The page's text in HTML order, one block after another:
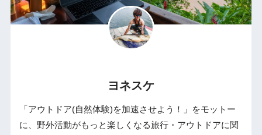
ヨネスケ
「アウトドア(自然体験)を加速させよう！」をモットー
に、野外活動がもっと楽しくなる旅行・アウトドアに関